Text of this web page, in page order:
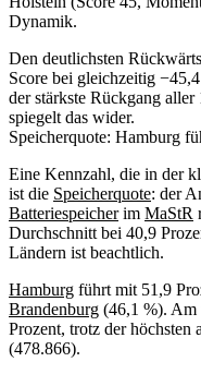
Dynamik.
Den deutlichsten
Score bei gleichzeitig
der stärkste Rückgang
spiegelt das wider.
Speicherquote: Hamburg
Eine Kennzahl, die in der
ist die Speicherquote: der
Batteriespeicherim MaStR
Durchschnitt bei 40,9
Ländern ist beachtlich.
Hamburg führt mit 51,9
Brandenburg (46,1 %). Am
Prozent, trotz der höchsten
(478.866).